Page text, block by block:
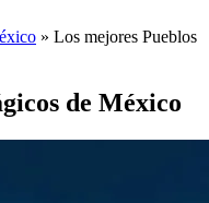
» Los mejores Pueblos
de México